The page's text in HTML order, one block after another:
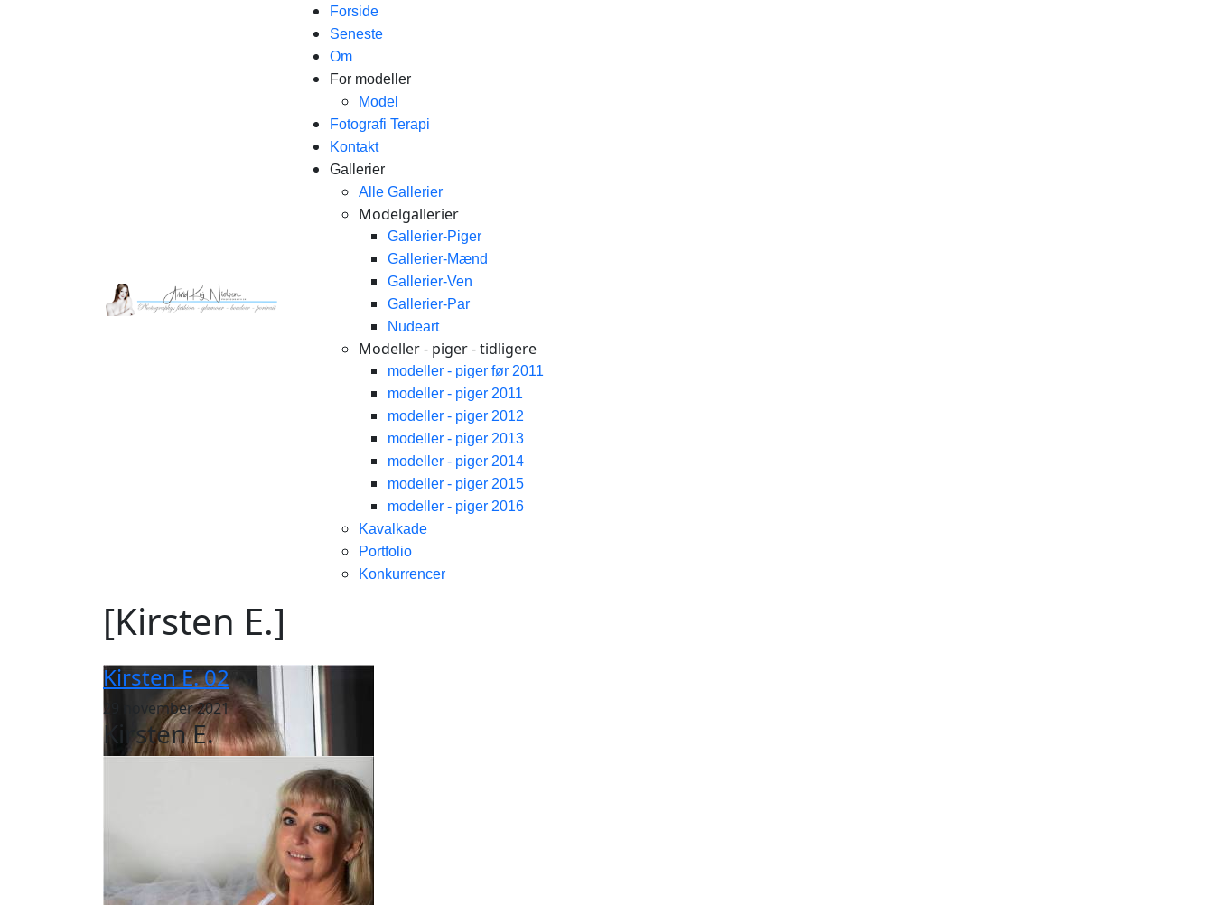
Forside
Seneste
Om
For modeller
Model
Fotografi Terapi
Kontakt
Gallerier
Alle Gallerier
Modelgallerier
Gallerier-Piger
Gallerier-Mænd
Gallerier-Ven
Gallerier-Par
Nudeart
Modeller - piger - tidligere
modeller - piger før 2011
modeller - piger 2011
modeller - piger 2012
modeller - piger 2013
modeller - piger 2014
modeller - piger 2015
modeller - piger 2016
Kavalkade
Portfolio
Konkurrencer
[Kirsten E.]
Kirsten E. 02
29 november 2021
Kirsten E.